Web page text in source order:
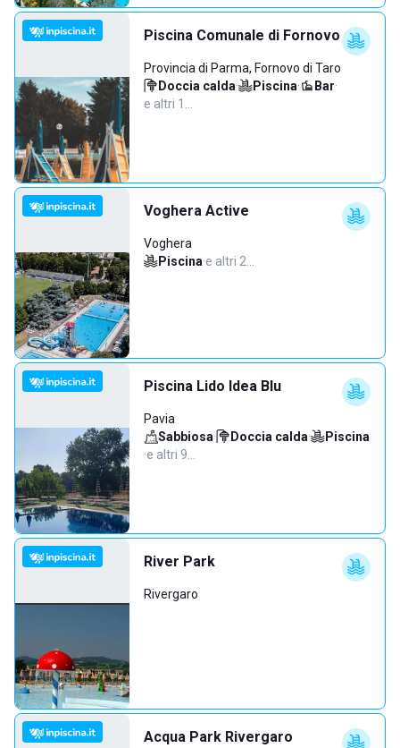
Piscina Comunale di Fornovo
Provincia di Parma, Fornovo di Taro
Doccia calda· Piscina· Bar·
e altri 1…
Voghera Active
Voghera
Piscina·e altri 2…
Piscina Lido Idea Blu
Pavia
Sabbiosa· Doccia calda·
Piscina
·e altri 9…
River Park
Rivergaro
Acqua Park Rivergaro